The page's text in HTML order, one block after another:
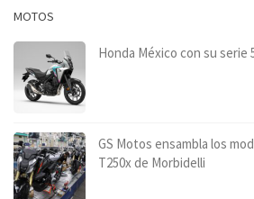
MOTOS
Honda México con su serie
GS Motos ensambla los
T250x de Morbidelli